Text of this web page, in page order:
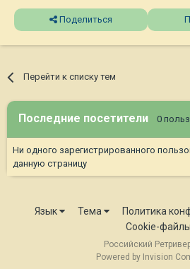
Поделиться
Перейти к списку тем
Последние посетители 0
Ни одного зарегистрированного
данную страницу
Язык Тема
Политика
Cookie-файлы
Российский
Powered by Invision